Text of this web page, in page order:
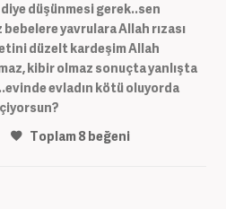
düşünmesi gerek..sen
yavrulara Allah rızası
düzelt kardeşim Allah
kibir olmaz sonuçta yanlışta
evladın kötü oluyorda
Toplam8beğeni